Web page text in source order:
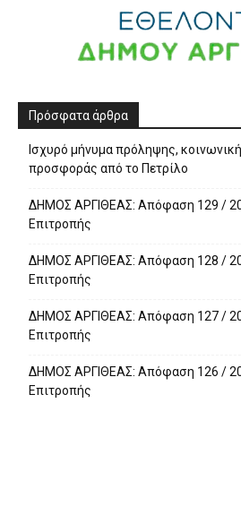
Πρόσφατα άρθρα
Ισχυρό μήνυμα πρόληψης,
προσφοράς από το Πετρίλο
ΔΗΜΟΣ ΑΡΓΙΘΕΑΣ: Απόφαση 129 /
Επιτροπής
ΔΗΜΟΣ ΑΡΓΙΘΕΑΣ: Απόφαση 128 /
Επιτροπής
ΔΗΜΟΣ ΑΡΓΙΘΕΑΣ: Απόφαση 127 /
Επιτροπής
ΔΗΜΟΣ ΑΡΓΙΘΕΑΣ: Απόφαση 126 /
Επιτροπής